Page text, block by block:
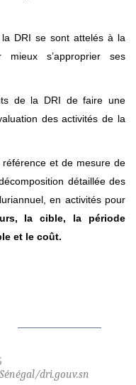
DRI se sont attelés à la
s’approprier ses
de la DRI de faire une
des activités de la
et de mesure de
détaillée des
en activités pour
la cible, la période
et le coût.
dri.gouv.sn